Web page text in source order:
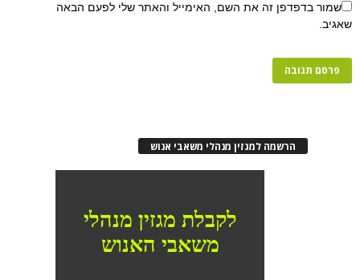
שמור בדפדפן זה את השם, האימייל והאתר שלי לפעם הבאה
שאגיב.
הרשמה למגזין מנהלי משאבי אנוש